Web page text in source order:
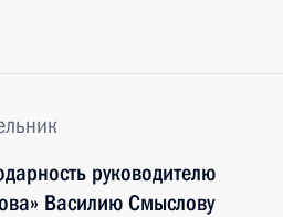
руководителю
Василию Смыслову